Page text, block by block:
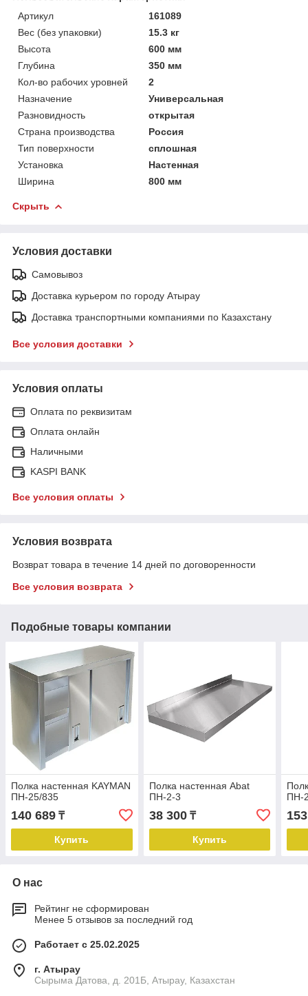
Артикул
161089
Вес (без упаковки)
15.3 кг
Высота
600 мм
Глубина
350 мм
Кол-во рабочих уровней
2
Назначение
Универсальная
Разновидность
открытая
Страна производства
Россия
Тип поверхности
сплошная
Установка
Настенная
Ширина
800 мм
Скрыть
Условия доставки
Самовывоз
Доставка курьером по городу Атырау
Доставка транспортными компаниями по Казахстану
Все условия доставки
Условия оплаты
Оплата по реквизитам
Оплата онлайн
Наличными
KASPI BANK
Все условия оплаты
Условия возврата
Возврат товара в течение 14 дней по договоренности
Все условия возврата
Подобные товары компании
Полка настенная KAYMAN
ПН-25/835
140 689 ₸
Купить
Полка настенная Abat
ПН-2-3
38 300₸
Купить
ПН-
О нас
Рейтинг не сформирован
Менее 5 отзывов за последний год
Работает с 25.02.2025
г. Атырау
Сырыма Датова, д. 201Б, Атырау, Казахстан